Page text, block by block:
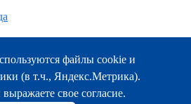
т Троицкий, 51файлы cookie и
(в т.ч., Яндекс.Метрика).
свое согласие.